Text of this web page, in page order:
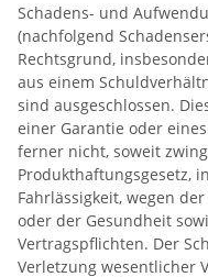
Schadens- und
(nachfolgend
Rechtsgrund,
aus einem
sind ausgeschlossen.
einer Garantie oder
ferner nicht, soweit
Produkthaftungsgesetz,
Fahrlässigkeit, wegen
oder der Gesundheit
Vertragspflichten. Der
Verletzung wesentlicher